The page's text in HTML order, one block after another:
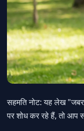
सहमति नोट: यह लेख
पर शोध कर रहे हैं, तो आप